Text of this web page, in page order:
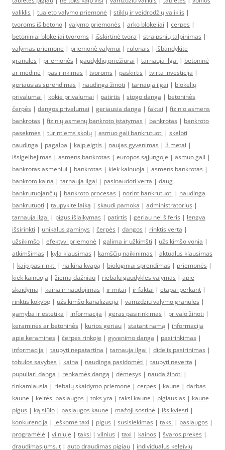
valiklis | tualeto valymo priemonė | stiklų ir veidrodžių valiklis |
tvoroms iš betono | valymo priemonės | arko blokeliai | cerpes |
betoniniai blokeliai tvoroms | išskirtinė tvora | straipsnių talpinimas |
valymas priemone | priemonė valymui | rulonais | išbandykite
granules | priemonės | gaudyklių priežiūrai | tarnauja ilgai | betoninė
ar medinė | pasirinkimas | tvoroms | paskirtis | tvirta investicija |
geriausias sprendimas | naudinga žinoti | tarnauja ilgai | blokelių
privalumai | kokie privalumai | patirtis | stogo danga | betoninės
čerpės | dangos privalumai | geriausia danga | faktai | fizinio asmens
bankrotas | fizinių asmenų bankroto įstatymas | bankrotas | bankroto
pasekmės | turintiems skolų | asmuo gali bankrutuoti | skelbti
naudinga | pagalba | kaip elgtis | naujas gyvenimas | 3 metai |
išsigelbėjimas | asmens bankrotas | europos sąjungoje | asmuo gali |
bankrotas asmeniui | bankrotas | kiek kainuoja | asmens bankrotas |
bankroto kaina | tarnauja ilgai | pasinaudoti verta | daug
bankrutuojančių | bankroto procesas | norint bankrutuoti | naudinga
bankrutuoti | taupykite laiką | skaudi pamoka | administratorius |
tarnauja ilgai | pigus išlaikymas | patirtis | geriau nei šiferis | lengva
išsirinkti | unikalus gaminys | čerpės | dangos | rinktis verta |
užsikimšo | efektyvi priemonė | galima ir užkimšti | užsikimšo vonia |
atkimšimas | kyla klausimas | kamščių naikinimas | aktualus klausimas
| kaip pasirinkti | naikina kvapą | biologiniai sprendimas | priemonės |
kiek kainuoja | žiemą dažniau | riebalu gaudykles valymas | apie
skaidymą | kaina ir naudojimas | ir mitai | ir faktai | etapai perkant |
rinktis kokybę | užsikimšo kanalizacija | vamzdziu valymo granules |
gamyba ir estetika | informacija | geras pasirinkimas | privalo žinoti |
keraminės ar betoninės | kurios geriau | statant namą | informacija
apie keramines | čerpės rinkoje | gyvenimo danga | pasirinkimas |
informacija | taupyti nepatartina | tarnauja ilgai | didelis pasirinimas |
tobulos savybės | kaina | naudinga pasidomėti | taupyti neverta |
pupuliari danga | renkamės dangą | dėmesys | nauda žinoti |
tinkamiausia | riebalų skaidymo priemonė | cerpes | kaune | darbas
kaune | keitėsi paslaugos | toks yra | taksi kaune | pigiausias | kaune
pigus | ką siūlo | paslaugos kaune | mažoji sostinė | išsikviesti |
konkurencija | ieškome taxi | pigus | susisiekimas | taksi | paslaugos |
programėlė | vilniuje | taksi | vilnius | taxi | kainos | švaros prekės |
draudimasjums.lt | auto draudimas pigiau | individualus keleivių